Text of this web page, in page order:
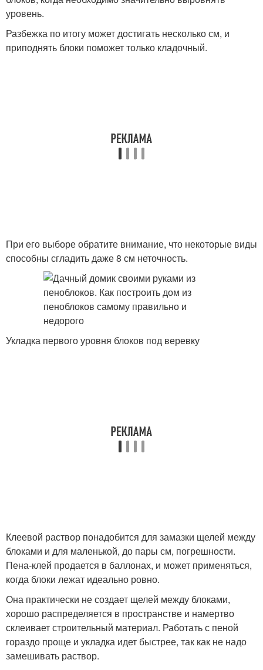
уровень.
Разбежка по итогу может достигать несколько см, и
приподнять блоки поможет только кладочный.
При его выборе обратите внимание, что некоторые виды
способны сгладить даже 8 см неточность.
Укладка первого уровня блоков под веревку
Клеевой раствор понадобится для замазки щелей между
блоками и для маленькой, до пары см, погрешности.
Пена-клей продается в баллонах, и может применяться,
когда блоки лежат идеально ровно.
Она практически не создает щелей между блоками,
хорошо распределяется в пространстве и намертво
склеивает строительный материал. Работать с пеной
гораздо проще и укладка идет быстрее, так как не надо
замешивать раствор.